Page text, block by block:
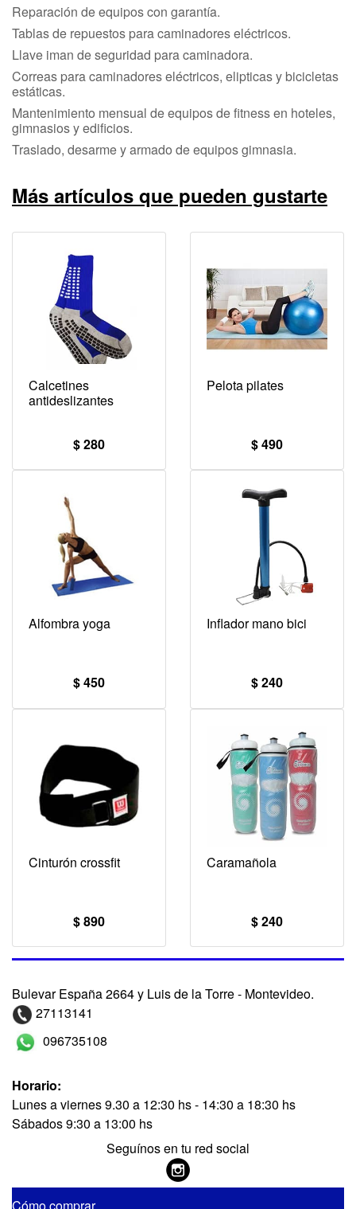
Reparación de equipos con garantía.
Tablas de repuestos para caminadores eléctricos.
Llave iman de seguridad para caminadora.
Correas para caminadores eléctricos, elipticas y bicicletas
estáticas.
Mantenimiento mensual de equipos de fitness en hoteles,
gimnasios y edificios.
Traslado, desarme y armado de equipos gimnasia.
Más artículos que pueden gustarte
Calcetines
antideslizantes
$ 280
Pelota pilates
$ 490
Alfombra yoga
$ 450
Inflador mano bici
$ 240
Cinturón crossfit
$ 890
Caramañola
$ 240
Bulevar España 2664 y Luis de la Torre - Montevideo.
27113141
096735108
Horario:
Lunes a viernes 9.30 a 12:30 hs - 14:30 a 18:30 hs
Sábados 9:30 a 13:00 hs
Seguínos en tu red social